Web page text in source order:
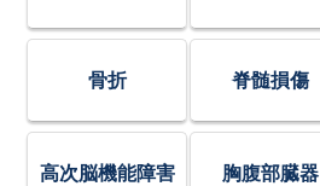
骨折 脊髄損傷
高次脳機能障害 胸腹部臓器